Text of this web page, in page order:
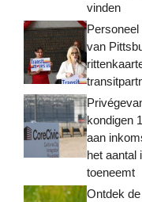
vinden
Personeel
van
kondigen
aan
het aantal
toeneemt
Ontdek